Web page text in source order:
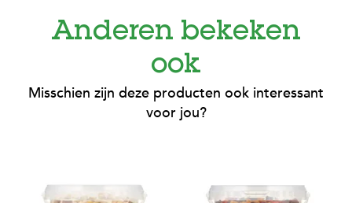
Anderen bekeken
ook
Misschien zijn deze producten ook interessant
voor jou?